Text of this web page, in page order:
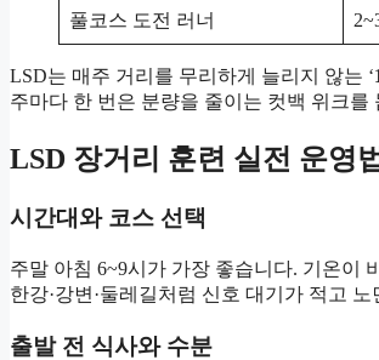
풀코스 도전 러너
LSD는 매주 거리를 무리하게 늘리지 않는 ‘
주마다 한 번은 분량을 줄이는 컷백 위크를
LSD 장거리 훈련 실전 운영법
시간대와 코스 선택
주말 아침 6~9시가 가장 좋습니다. 기온이
한강·강변·둘레길처럼 신호 대기가 적고
출발 전 식사와 수분